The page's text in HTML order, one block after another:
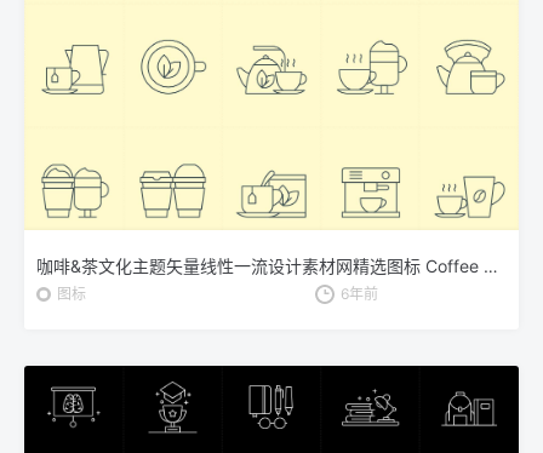
咖啡&茶文化主题矢量线性一流设计素材网精选图标 Coffee and Tea Vector Icons
图标 6年前